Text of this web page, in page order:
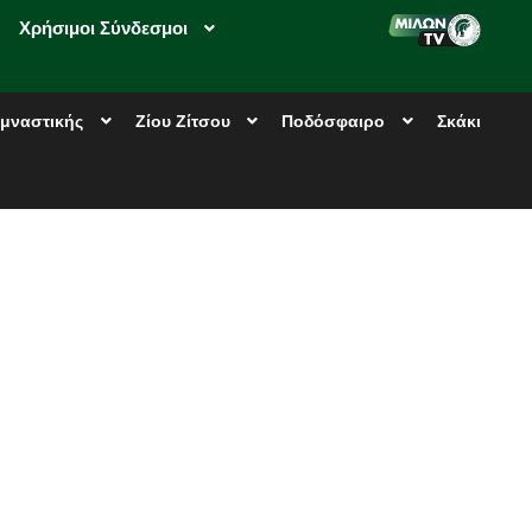
Χρήσιμοι Σύνδεσμοι
Ζίου Ζίτσου Ποδόσφαιρο Σκάκι